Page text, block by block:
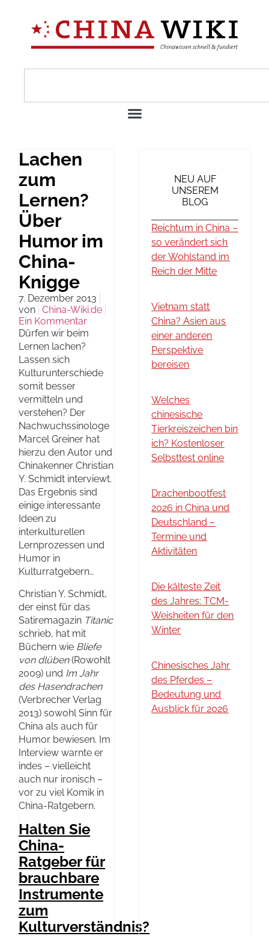
Lachen
zum
Lernen?
Über
Humor im
China-
Knigge
7. Dezember 2013
von China-Wiki.de
Ein Kommentar
Dürfen wir beim
Lernen lachen?
Lassen sich
Kulturunterschiede
somit besser
vermitteln und
verstehen? Der
Nachwuchssinologe
Marcel Greiner hat
hierzu den Autor und
Chinakenner Christian
Y. Schmidt interviewt.
Das Ergebnis sind
einige interessante
Ideen zu
interkulturellen
Lernprozessen und
Humor in
Kulturratgebern…
Christian Y. Schmidt,
der einst für das
Satiremagazin Titanic
schrieb, hat mit
Büchern wie Bliefe
von dlüben(Rowohlt
2009) und Im Jahr
des Hasendrachen
(Verbrecher Verlag
2013) sowohl Sinn für
China als auch für
Humor bewiesen. Im
Interview warnte er
indes – vielleicht
auch nur ironisch –
vor zu viel Komik in
China-Ratgebern.
Halten Sie
China-
Ratgeber für
brauchbare
Instrumente
zum
Kulturverständnis?
NEU AUF
UNSEREM
BLOG
Reichtum in China –
so verändert sich
der Wohlstand im
Reich der Mitte
Vietnam statt
China? Asien aus
einer anderen
Perspektive
bereisen
Welches
chinesische
Tierkreiszeichen bin
ich? Kostenloser
Selbsttest online
Drachenbootfest
2026 in China und
Deutschland –
Termine und
Aktivitäten
Die kälteste Zeit
des Jahres: TCM-
Weisheiten für den
Winter
Chinesisches Jahr
des Pferdes –
Bedeutung und
Ausblick für 2026